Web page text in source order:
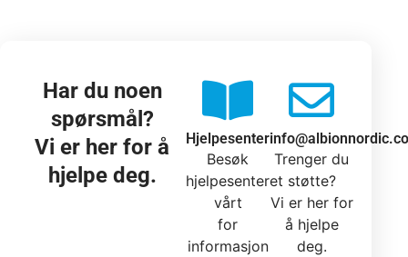
Har du noen
spørsmål?
Vi er her for å
hjelpe deg.
Hjelpesenter
Besøk
hjelpesenteret
vårt
for
informasjon
Trenger du
støtte?
Vi er her for
å hjelpe
deg.